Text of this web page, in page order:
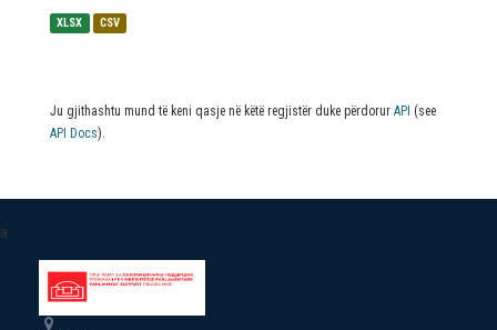
XLSX CSV
Ju gjithashtu mund të keni qasje në këtë regjistër duke përdorur API (see
API Docs).
a